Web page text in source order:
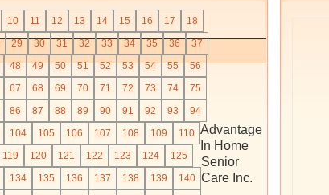
10 11 12 13 14 15 16 17
18
29 30 31 32 33 34 35 36
37
48 49 50 51 52 53 54 55
56
67 68 69 70 71 72 73 74
75
86 87 88 89 90 91 92 93
94
104 105 106 107 108 109
110
119 120 121 122 123 124
125
134 135 136 137 138 139
140
Advantage
In Home
Senior
Care Inc.